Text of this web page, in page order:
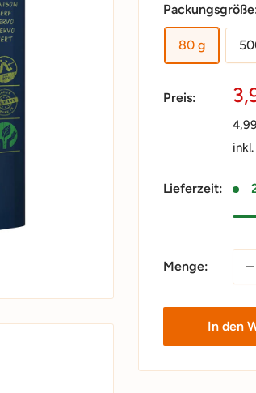
80 g
Preis:
Lieferzeit:
Menge:
In den